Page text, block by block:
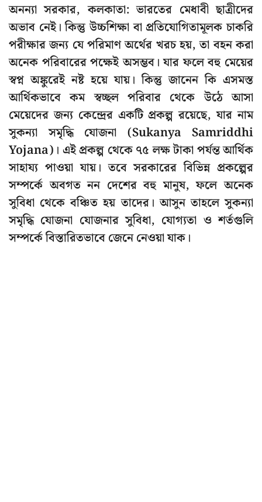
অনন্যা সরকার, কলকাতা: ভারতের মেধাবী ছাত্রীদের
অভাব নেই। কিন্তু উচ্চশিক্ষা বা প্রতিযোগিতামূলক চাকরি
পরীক্ষার জন্য যে পরিমাণ অর্থের খরচ হয়, তা বহন করা
অনেক পরিবারের পক্ষেই অসম্ভব। যার ফলে বহু মেয়ের
স্বপ্ন অঙ্কুরেই নষ্ট হয়ে যায়। কিন্তু জানেন কি এসমস্ত
আর্থিকভাবে কম স্বচ্ছল পরিবার থেকে উঠে আসা
মেয়েদের জন্য কেন্দ্রের একটি প্রকল্প রয়েছে, যার নাম
সুকন্যা সমৃদ্ধি যোজনা (Sukanya Samriddhi
Yojana)। এই প্রকল্প থেকে ৭৫ লক্ষ টাকা পর্যন্ত আর্থিক
সাহায্য পাওয়া যায়। তবে সরকারের বিভিন্ন প্রকল্পের
সম্পর্কে অবগত নন দেশের বহু মানুষ, ফলে অনেক
সুবিধা থেকে বঞ্চিত হয় তাদের। আসুন তাহলে সুকন্যা
সমৃদ্ধি যোজনা যোজনার সুবিধা, যোগ্যতা ও শর্তগুলি
সম্পর্কে বিস্তারিতভাবে জেনে নেওয়া যাক।